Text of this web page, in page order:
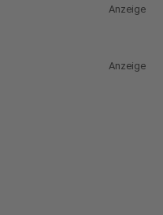
Anzeige
Anzeige